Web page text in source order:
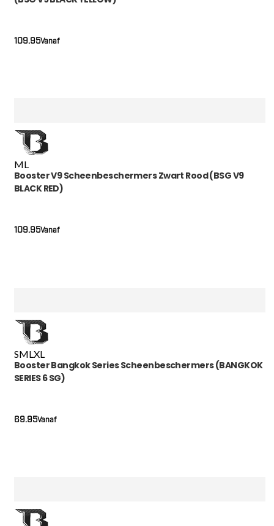
Vanaf
109.95
ML
Booster V9 Scheenbeschermers Zwart Rood (BSG V9
BLACK RED)
Vanaf
109.95
SMLXL
Booster Bangkok Series Scheenbeschermers (BANGKOK
SERIES 6 SG)
Vanaf
69.95